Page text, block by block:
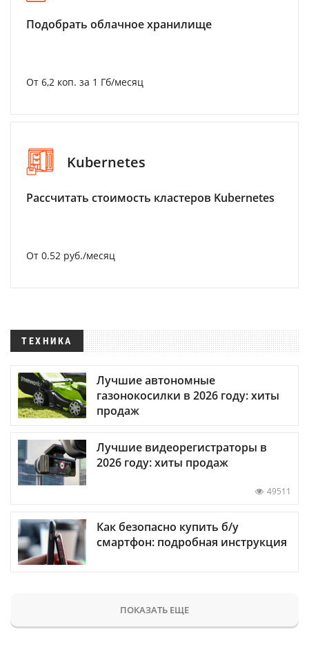
Подобрать облачное хранилище
От 6,2 коп. за 1 Гб/месяц
Kubernetes
Рассчитать стоимость кластеров Kubernetes
От 0.52 руб./месяц
ТЕХНИКА
Лучшие автономные
газонокосилки в 2026 году: хиты
продаж
Лучшие видеорегистраторы в
2026 году: хиты продаж
49511
Как безопасно купить б/у
смартфон: подробная инструкция
ПОКАЗАТЬ ЕЩЕ